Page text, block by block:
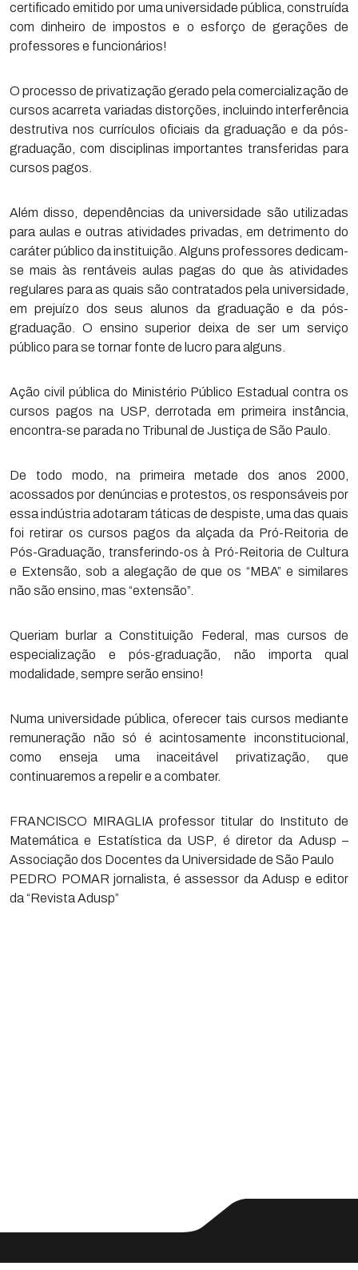
certificado emitido por uma universidade pública, construída
com dinheiro de impostos e o esforço de gerações de
professores e funcionários!
O processo de privatização gerado pela comercialização de
cursos acarreta variadas distorções, incluindo interferência
destrutiva nos currículos oficiais da graduação e da pós-
graduação, com disciplinas importantes transferidas para
cursos pagos.
Além disso, dependências da universidade são utilizadas
para aulas e outras atividades privadas, em detrimento do
caráter público da instituição. Alguns professores dedicam-
se mais às rentáveis aulas pagas do que às atividades
regulares para as quais são contratados pela universidade,
em prejuízo dos seus alunos da graduação e da pós-
graduação. O ensino superior deixa de ser um serviço
público para se tornar fonte de lucro para alguns.
Ação civil pública do Ministério Público Estadual contra os
cursos pagos na USP, derrotada em primeira instância,
encontra-se parada no Tribunal de Justiça de São Paulo.
De todo modo, na primeira metade dos anos 2000,
acossados por denúncias e protestos, os responsáveis por
essa indústria adotaram táticas de despiste, uma das quais
foi retirar os cursos pagos da alçada da Pró-Reitoria de
Pós-Graduação, transferindo-os à Pró-Reitoria de Cultura
e Extensão, sob a alegação de que os “MBA” e similares
não são ensino, mas “extensão”.
Queriam burlar a Constituição Federal, mas cursos de
especialização e pós-graduação, não importa qual
modalidade, sempre serão ensino!
Numa universidade pública, oferecer tais cursos mediante
remuneração não só é acintosamente inconstitucional,
como enseja uma inaceitável privatização, que
continuaremos a repelir e a combater.
FRANCISCO MIRAGLIA professor titular do Instituto de
Matemática e Estatística da USP, é diretor da Adusp –
Associação dos Docentes da Universidade de São Paulo
PEDRO POMAR jornalista, é assessor da Adusp e editor
da “Revista Adusp”